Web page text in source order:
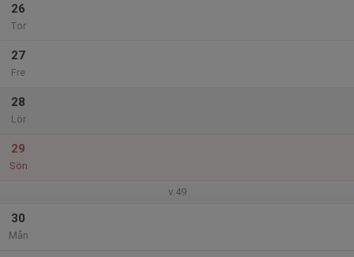
26
Tor
27
Fre
28
Lör
29
Sön
v.49
30
Mån